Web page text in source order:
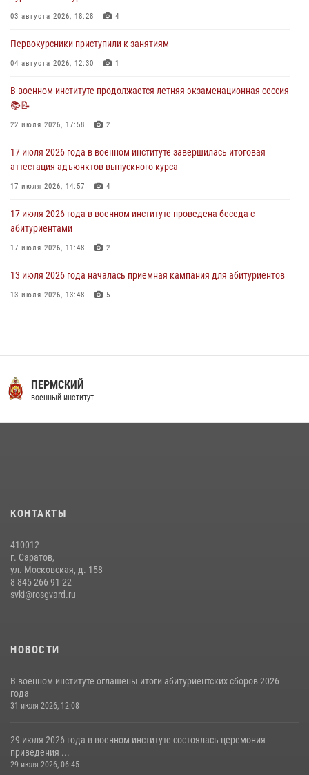
28 июля 2026 года в военном институте организована беседа и
праздничный молебен
В военном институте завершается летняя экзаменационная сессия
27 июля 2026 года в военном институте поощрены курсанты
27 июля 2026, 10:45
03 августа 2026, 18:28 4
Первокурсники приступили к занятиям
04 августа 2026, 12:30 1
В военном институте продолжается летняя экзаменационная сессия
📚📝
22 июля 2026, 17:58 2
17 июля 2026 года в военном институте завершилась итоговая
аттестация адъюнктов выпускного курса
17 июля 2026, 14:57 4
17 июля 2026 года в военном институте проведена беседа с
абитуриентами
17 июля 2026, 11:48 2
13 июля 2026 года началась приемная кампания для абитуриентов
13 июля 2026, 13:48 5
16 июля 2026, 12:29 3
29 июля 2026 года в военном институте состоялась церемония
приведения военнослужащих к Военной присяге
ПЕРМСКИЙ
военный институт
КОНТАКТЫ
410012
г. Саратов,
ул. Московская, д. 158
8 845 266 91 22
svki@rosgvard.ru
НОВОСТИ
В военном институте оглашены итоги абитуриентских сборов 2026
года
31 июля 2026, 12:08
29 июля 2026 года в военном институте состоялась церемония
приведения ...
29 июля 2026, 06:45